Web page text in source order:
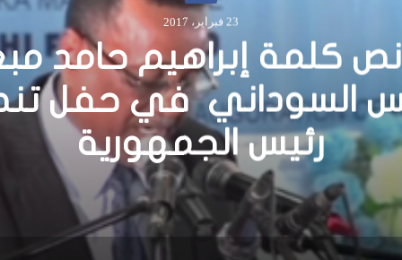
أخبار
27 ديسمبر، 2015
ترحب بإدارة “بكول